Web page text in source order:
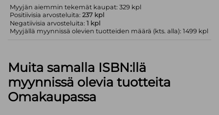
Myyjän aiemmin tekemät kaupat: 329 kpl
Positiivisia arvosteluita:237 kpl
Negatiivisia arvosteluita:1 kpl
Myyjällä myynnissä olevien tuotteiden määrä (kts. alla): 1499 kpl
Muita samalla ISBN:llä
myynnissä olevia tuotteita
Omakaupassa